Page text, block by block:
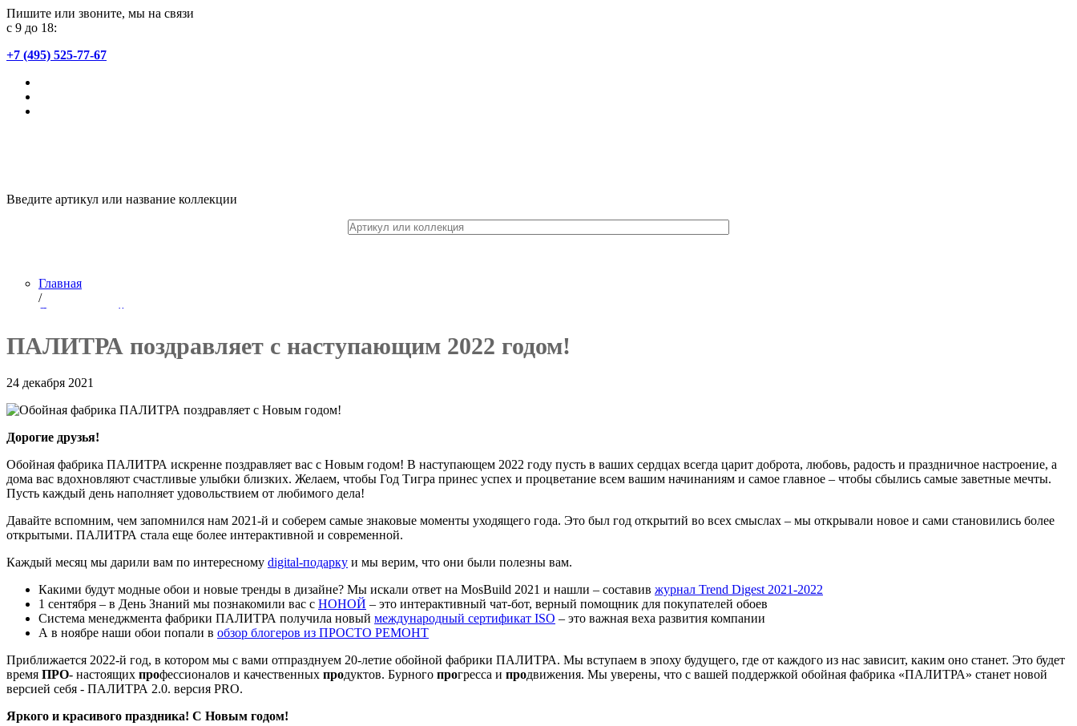
Пишите или звоните, мы на связи
с 9 до 18:
+7 (495) 525-77-67
Введите артикул или название коллекции
Главная
/
Лента новостей
Обойная фабрика ПАЛИТРА поздравляет с наступающим 2022 годом!
ПАЛИТРА поздравляет с наступающим 2022 годом!
24 декабря 2021
Дорогие друзья!
Обойная фабрика ПАЛИТРА искренне поздравляет вас с Новым годом! В наступающем 2022 году пусть в ваших сердцах всегда царит доброта, любовь, радость и праздничное настроение, а
дома вас вдохновляют счастливые улыбки близких. Желаем, чтобы Год Тигра принес успех и процветание всем вашим начинаниям и самое главное – чтобы сбылись самые заветные мечты.
Пусть каждый день наполняет удовольствием от любимого дела!
Давайте вспомним, чем запомнился нам 2021-й и соберем самые знаковые моменты уходящего года. Это был год открытий во всех смыслах – мы открывали новое и сами становились более
открытыми. ПАЛИТРА стала еще более интерактивной и современной.
Каждый месяц мы дарили вам по интересному digital-подарку и мы верим, что они были полезны вам.
Какими будут модные обои и новые тренды в дизайне? Мы искали ответ на MosBuild 2021 и нашли – составив журнал Trend Digest 2021-2022
1 сентября – в День Знаний мы познакомили вас с НОНОЙ – это интерактивный чат-бот, верный помощник для покупателей обоев
Система менеджмента фабрики ПАЛИТРА получила новый международный сертификат ISO – это важная веха развития компании
А в ноябре наши обои попали в обзор блогеров из ПРОСТО РЕМОНТ
Приближается 2022-й год, в котором мы с вами отпразднуем 20-летие обойной фабрики ПАЛИТРА. Мы вступаем в эпоху будущего, где от каждого из нас зависит, каким оно станет. Это будет
время ПРО- настоящих профессионалов и качественных продуктов. Бурного прогресса и продвижения. Мы уверены, что с вашей поддержкой обойная фабрика «ПАЛИТРА» станет новой
версией себя - ПАЛИТРА 2.0. версия PRO.
Яркого и красивого праздника! С Новым годом!